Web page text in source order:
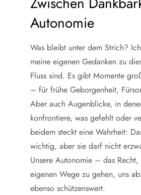
Autonomie
Was bleibt unter dem Strich?
meine eigenen Gedanken zu
Fluss sind. Es gibt Momente
– für frühe Geborgenheit,
Aber auch Augenblicke, in
konfrontiere, was gefehlt oder
beidem steckt eine Wahrheit:
wichtig, aber sie darf nicht
Unsere Autonomie – das Recht,
eigenen Wege zu gehen, uns
ebenso schützenswert.